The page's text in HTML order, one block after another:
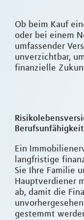
Ob beim Kauf
oder bei einem
umfassender
unverzichtbar,
finanzielle
Ein
langfristige
Sie Ihre Familie
Hauptverdiener
ab, damit die
gestemmt